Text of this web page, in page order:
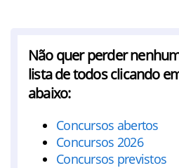
Não quer perder
lista de todos clicando
abaixo:
Concursos abertos
Concursos 2026
Concursos previstos